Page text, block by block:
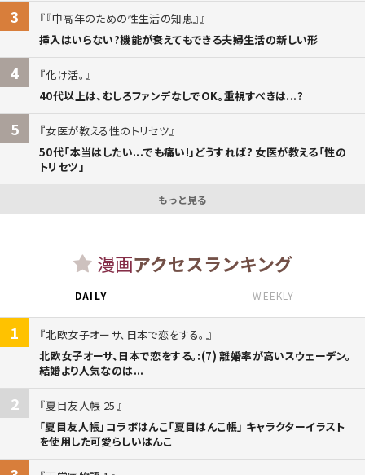
3
『中高年のための性生活の知恵』
挿入はいらない?機能が衰えてもできる夫婦生活の新しい形
4
化け活。
40代以上は、むしろファンデなしでOK。重視すべきは...?
5
女医が教える性のトリセツ
50代「本当はしたい...でも痛い!」どうすれば? 女医が教える「性の
トリセツ」
もっと見る
漫画アクセスランキング
DAILY WEEKLY
1
北欧女子オーサ、日本で恋をする。
北欧女子オーサ、日本で恋をする。:(7) 離婚率が高いスウェーデン。
結婚より人気なのは...
2
夏目友人帳 25
「夏目友人帳」コラボはんこ「夏目はんこ帳」 キャラクターイラスト
を使用した可愛らしいはんこ